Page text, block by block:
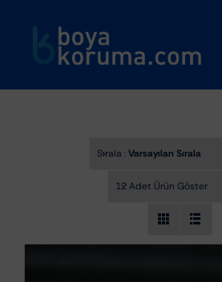
Sırala :Varsayılan Sıralama
12 Adet Ürün Göster